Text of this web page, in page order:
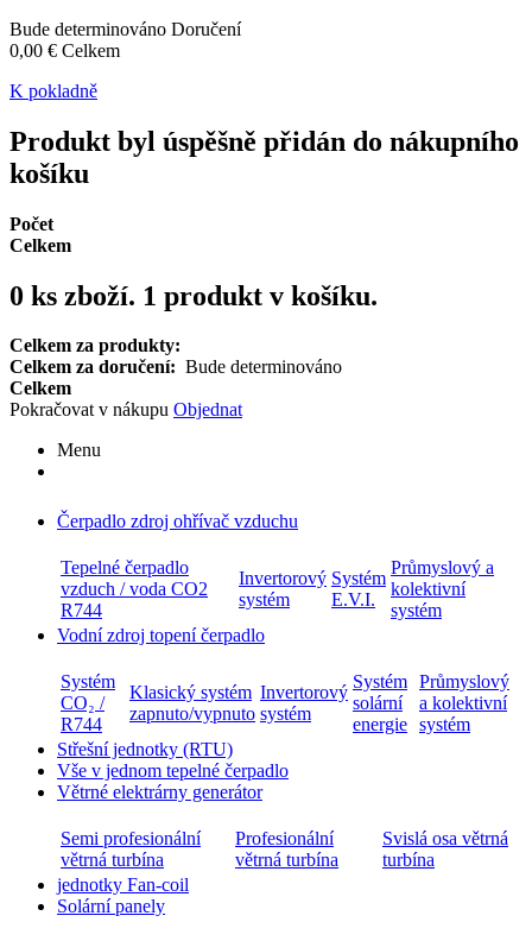
Bude determinováno Doručení
0,00 € Celkem
K pokladně
Produkt byl úspěšně přidán do nákupního
košíku
Počet
Celkem
0 ks zboží. 1 produkt v košíku.
Celkem za produkty:
Celkem za doručení: Bude determinováno
Celkem
Pokračovat v nákupu Objednat
Menu
Čerpadlo zdroj ohřívač vzduchu
Tepelné čerpadlo
vzduch / voda CO2
R744
Invertorový
systém
Systém
E.V.I.
Průmyslový a
kolektivní
systém
Vodní zdroj topení čerpadlo
Systém
CO₂ /
R744
Klasický systém
zapnuto/vypnuto
Invertorový
systém
Systém
solární
energie
Průmyslový
a kolektivní
systém
Střešní jednotky (RTU)
Vše v jednom tepelné čerpadlo
Větrné elektrárny generátor
Semi profesionální
větrná turbína
Profesionální
větrná turbína
Svislá osa větrná
turbína
jednotky Fan-coil
Solární panely